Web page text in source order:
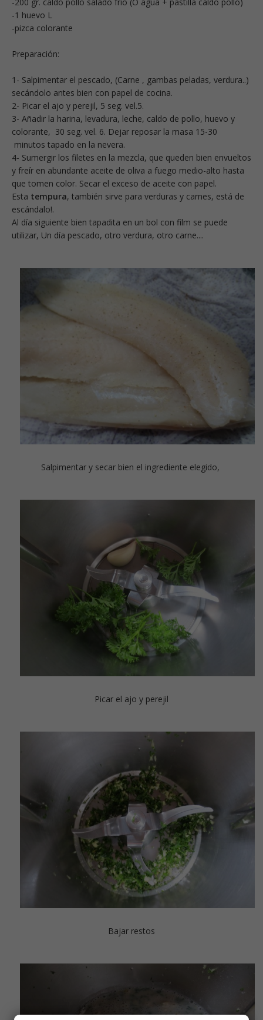
-1 huevo L
-pizca colorante
Preparación:
1- Salpimentar el pescado, (Carne , gambas peladas, verdura..)
secándolo antes bien con papel de cocina.
2- Picar el ajo y perejil, 5 seg. vel.5.
3- Añadir la harina, levadura, leche, caldo de pollo, huevo y
colorante, 30 seg. vel. 6. Dejar reposar la masa 15-30
minutos tapado en la nevera.
4- Sumergir los filetes en la mezcla, que queden bien envueltos
y freír en abundante aceite de oliva a fuego medio-alto hasta
que tomen color. Secar el exceso de aceite con papel.
Esta tempura, también sirve para verduras y carnes, está de
escándalo!.
Al día siguiente bien tapadita en un bol con film se puede
utilizar, Un día pescado, otro verdura, otro carne....
Salpimentar y secar bien el ingrediente elegido,
Picar el ajo y perejil
Bajar restos